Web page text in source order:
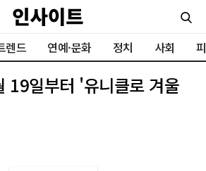
렌드 연예·문화 정치 사회
19일부터 '유니클로 겨울